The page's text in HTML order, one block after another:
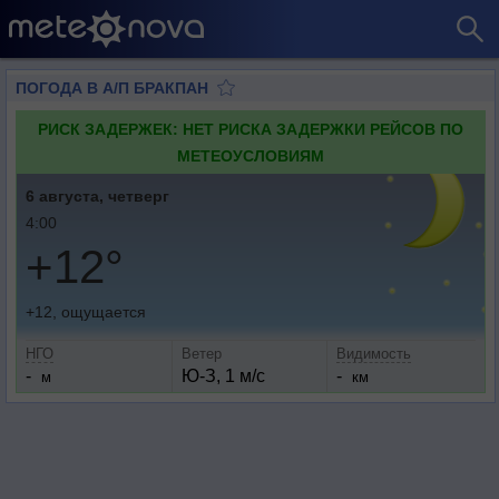
ПОГОДА В А/П БРАКПАН
РИСК ЗАДЕРЖЕК: НЕТ РИСКА ЗАДЕРЖКИ РЕЙСОВ ПО
МЕТЕОУСЛОВИЯМ
6 августа, четверг
4:00
+12°
+12, ощущается
НГО
- м
Ветер
Ю-З, 1 м/с
Видимость
- км